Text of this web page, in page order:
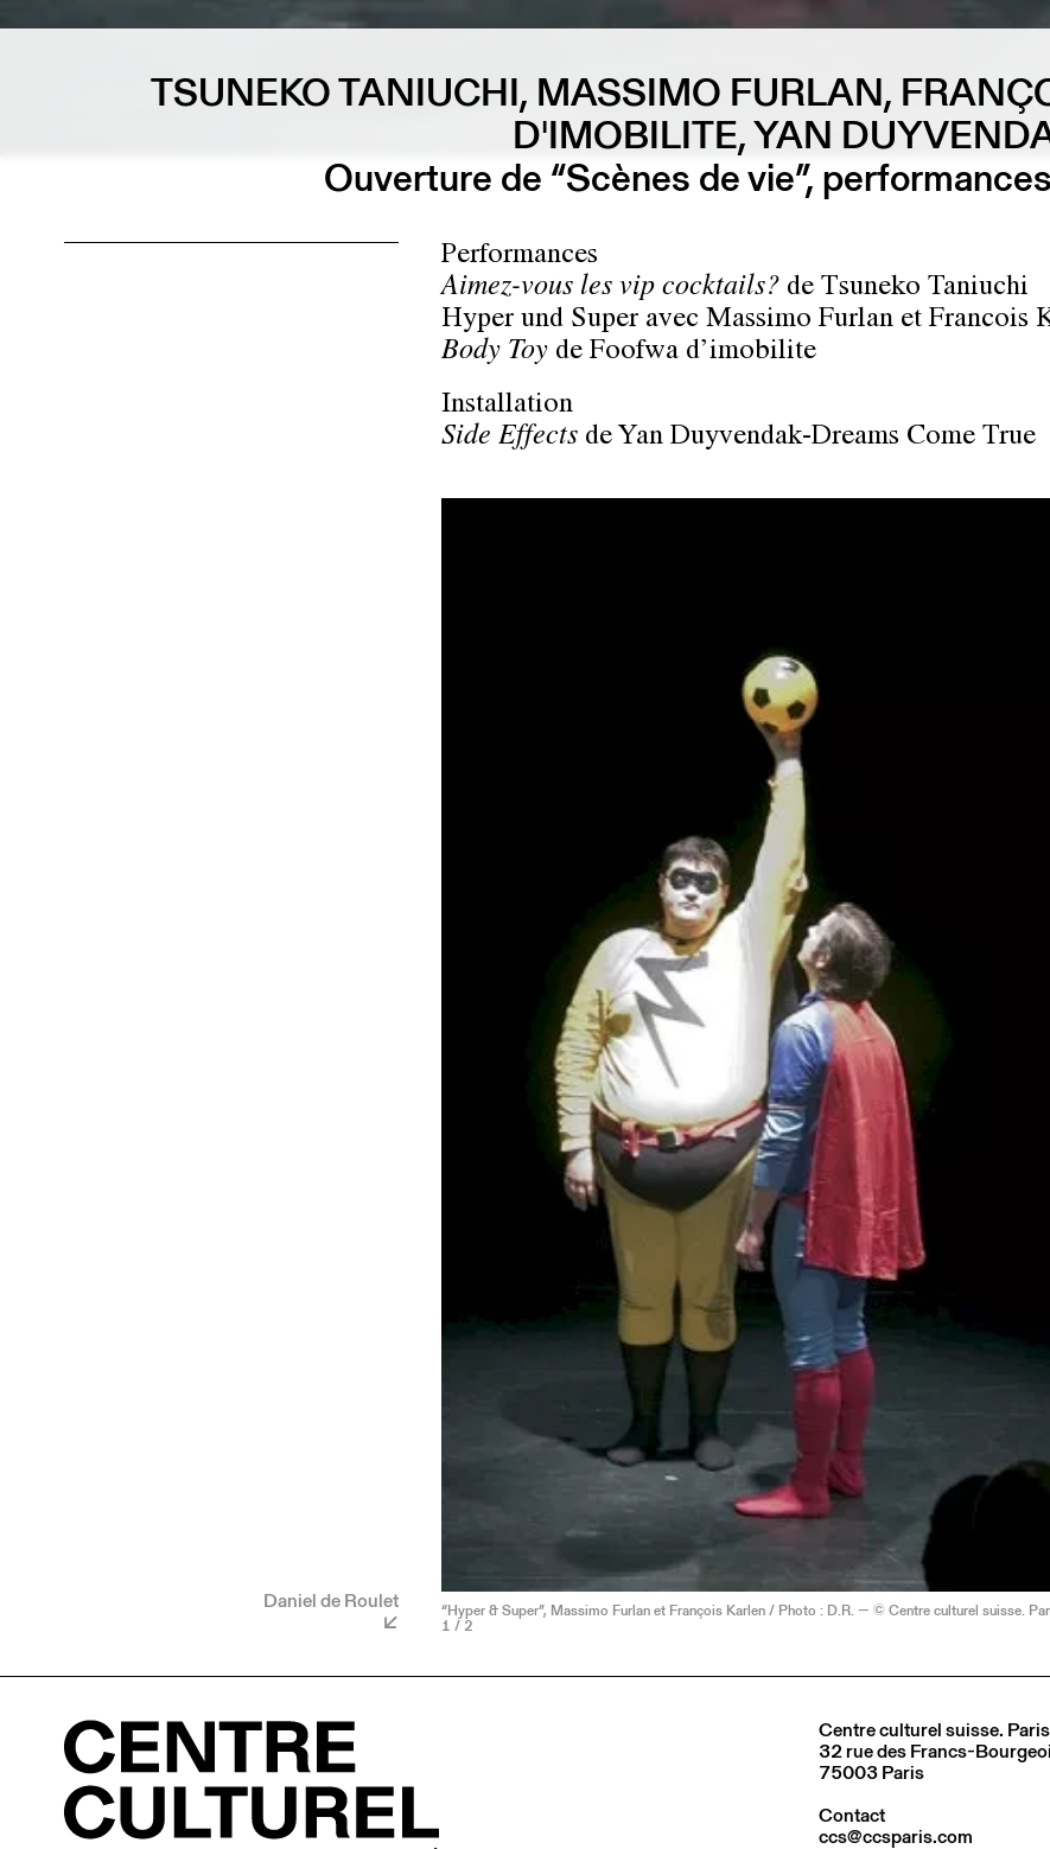
TSUNEKO TANIUCHI, MASSIMO FURLAN,
D'IMOBILITE, YAN
Ouverture de “Scènes de vie”,
Daniel de Roulet
Performances
Aimez-vous les vip cocktails? de Tsuneko Taniuchi
Hyper und Super avec Massimo Furlan et Francois
Body Toy de Foofwa d’imobilite
Installation
Side Effects de Yan Duyvendak-Dreams Come True
“Hyper & Super”, Massimo Furlan et François Karlen / Photo : D.R. — © Centre culturel suisse.
1 / 2
Centre culturel suisse. Paris
32 rue des Francs-
75003 Paris
Contact
ccs@ccsparis.com